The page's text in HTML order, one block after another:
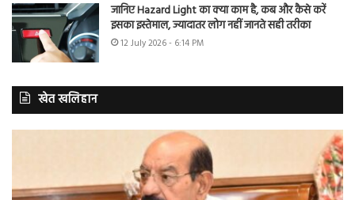
जानिए Hazard Light का क्या काम है, कब और कैसे करें
इसका इस्तेमाल, ज्यादातर लोग नहीं जानते सही तरीका
12 July 2026 - 6:14 PM
खेत खलिहान